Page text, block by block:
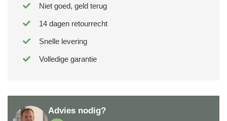
Niet goed, geld terug
14 dagen retourrecht
Snelle levering
Volledige garantie
Advies nodig?